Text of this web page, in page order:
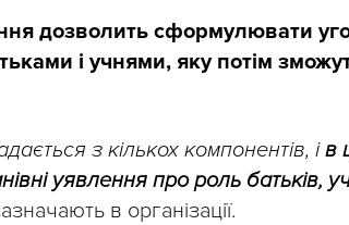
дозволить сформулювати
і учнями, яку потім
з кількох компонентів, ів
уявлення про роль батьків,
в організації.